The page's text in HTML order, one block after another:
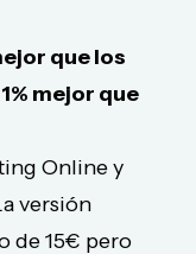
que los
mejor que
Online y
versión
de 15€ pero